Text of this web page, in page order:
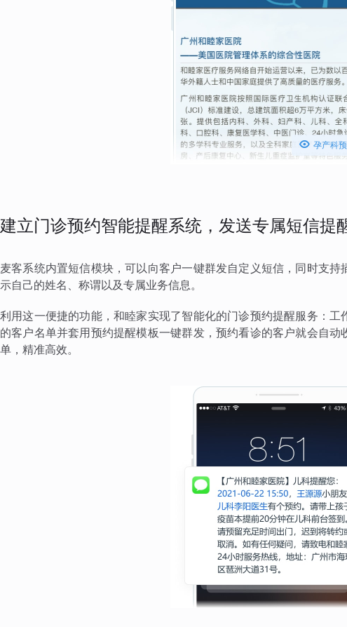
 孕产科
建立门诊预约智能提醒系统，发送专属短信提
麦客系统内置短信模块，可以向客户一键群发自定义短信，同时支
示自己的姓名、称谓以及专属业务信息。
利用这一便捷的功能，和睦家实现了智能化的门诊预约提醒服务：
的客户名单并套用预约提醒模板一键群发，预约看诊的客户就会自
单，精准高效。